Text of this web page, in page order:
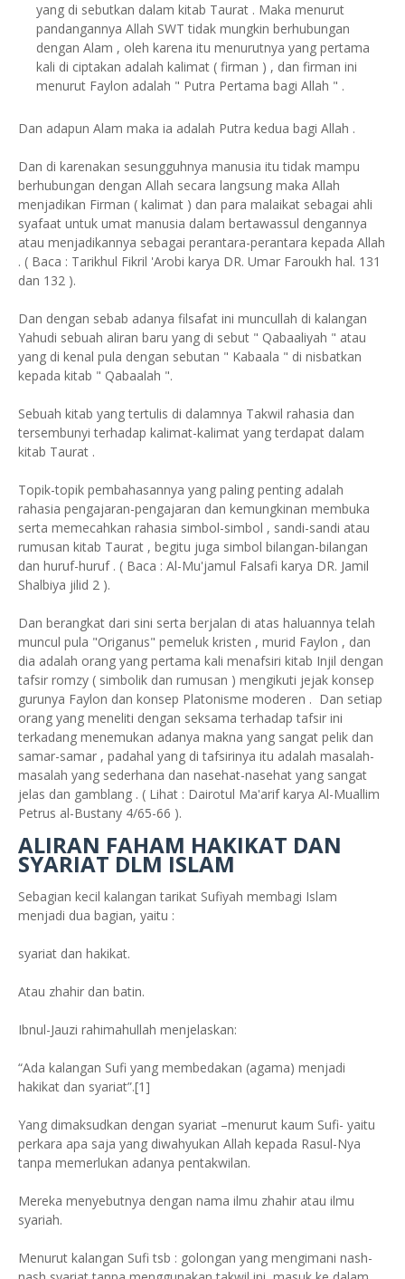
yang di sebutkan dalam kitab Taurat . Maka menurut
pandangannya Allah SWT tidak mungkin berhubungan
dengan Alam , oleh karena itu menurutnya yang pertama
kali di ciptakan adalah kalimat ( firman ) , dan firman ini
menurut Faylon adalah " Putra Pertama bagi Allah " .
Dan adapun Alam maka ia adalah Putra kedua bagi Allah .
Dan di karenakan sesungguhnya manusia itu tidak mampu
berhubungan dengan Allah secara langsung maka Allah
menjadikan Firman ( kalimat ) dan para malaikat sebagai ahli
syafaat untuk umat manusia dalam bertawassul dengannya
atau menjadikannya sebagai perantara-perantara kepada Allah
. ( Baca : Tarikhul Fikril 'Arobi karya DR. Umar Faroukh hal. 131
dan 132 ).
Dan dengan sebab adanya filsafat ini muncullah di kalangan
Yahudi sebuah aliran baru yang di sebut " Qabaaliyah " atau
yang di kenal pula dengan sebutan " Kabaala " di nisbatkan
kepada kitab " Qabaalah ".
Sebuah kitab yang tertulis di dalamnya Takwil rahasia dan
tersembunyi terhadap kalimat-kalimat yang terdapat dalam
kitab Taurat .
Topik-topik pembahasannya yang paling penting adalah
rahasia pengajaran-pengajaran dan kemungkinan membuka
serta memecahkan rahasia simbol-simbol , sandi-sandi atau
rumusan kitab Taurat , begitu juga simbol bilangan-bilangan
dan huruf-huruf . ( Baca : Al-Mu'jamul Falsafi karya DR. Jamil
Shalbiya jilid 2 ).
Dan berangkat dari sini serta berjalan di atas haluannya telah
muncul pula "Origanus" pemeluk kristen , murid Faylon , dan
dia adalah orang yang pertama kali menafsiri kitab Injil dengan
tafsir romzy ( simbolik dan rumusan ) mengikuti jejak konsep
gurunya Faylon dan konsep Platonisme moderen . Dan setiap
orang yang meneliti dengan seksama terhadap tafsir ini
terkadang menemukan adanya makna yang sangat pelik dan
samar-samar , padahal yang di tafsirinya itu adalah masalah-
masalah yang sederhana dan nasehat-nasehat yang sangat
jelas dan gamblang . ( Lihat : Dairotul Ma'arif karya Al-Muallim
Petrus al-Bustany 4/65-66 ).
ALIRAN FAHAM HAKIKAT DAN
SYARIAT DLM ISLAM
Sebagian kecil kalangan tarikat Sufiyah membagi Islam
menjadi dua bagian, yaitu :
syariat dan hakikat.
Atau zhahir dan batin.
Ibnul-Jauzi rahimahullah menjelaskan:
“Ada kalangan Sufi yang membedakan (agama) menjadi
hakikat dan syariat”.[1]
Yang dimaksudkan dengan syariat –menurut kaum Sufi- yaitu
perkara apa saja yang diwahyukan Allah kepada Rasul-Nya
tanpa memerlukan adanya pentakwilan.
Mereka menyebutnya dengan nama ilmu zhahir atau ilmu
syariah.
Menurut kalangan Sufi tsb : golongan yang mengimani nash-